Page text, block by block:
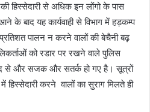
हिस्सेदारी से अधिक इन लोंगो के पास
बाद यह कार्यवाही से विभाग में हड़कम्प
पालन न करने वालों की बेचैनी बढ़
को रडार पर रखने वाले पुलिस
से और सजक और सतर्क हो गए है। सूत्रों
हिस्सेदारी करने वालों का सुराग मिलते ही